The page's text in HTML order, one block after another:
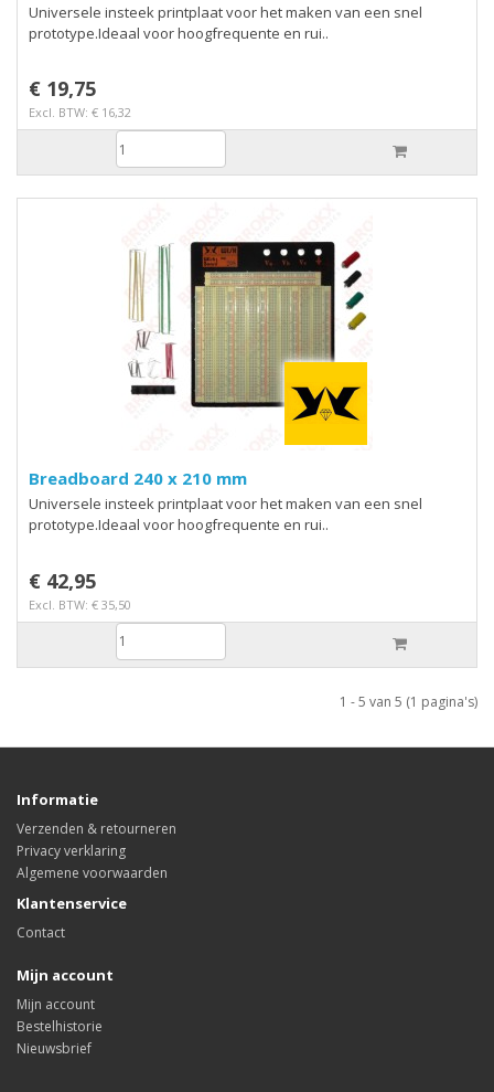
Universele insteek printplaat voor het maken van een snel
prototype.Ideaal voor hoogfrequente en rui..
€ 19,75
Excl. BTW: € 16,32
Breadboard 240 x 210 mm
Universele insteek printplaat voor het maken van een snel
prototype.Ideaal voor hoogfrequente en rui..
€ 42,95
Excl. BTW: € 35,50
1 - 5 van 5 (1 pagina's)
Informatie
Verzenden & retourneren
Privacy verklaring
Algemene voorwaarden
Klantenservice
Contact
Mijn account
Mijn account
Bestelhistorie
Nieuwsbrief